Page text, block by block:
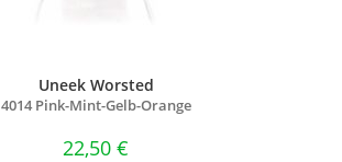
Uneek Worsted
4014 Pink-Mint-Gelb-Orange
22,50 €